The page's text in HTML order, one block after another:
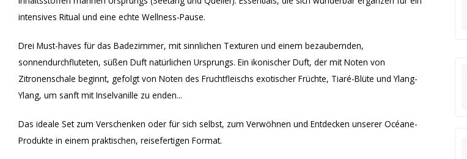
intensives Ritual und eine echte Wellness-Pause.
Drei Must-haves für das Badezimmer, mit sinnlichen Texturen und einem bezaubernden,
sonnendurchfluteten, süßen Duft natürlichen Ursprungs. Ein ikonischer Duft, der mit Noten von
Zitronenschale beginnt, gefolgt von Noten des Fruchtfleischs exotischer Früchte, Tiaré-Blüte und Ylang-
Ylang, um sanft mit Inselvanille zu enden...
Das ideale Set zum Verschenken oder für sich selbst, zum Verwöhnen und Entdecken unserer Océane-
Produkte in einem praktischen, reisefertigen Format.